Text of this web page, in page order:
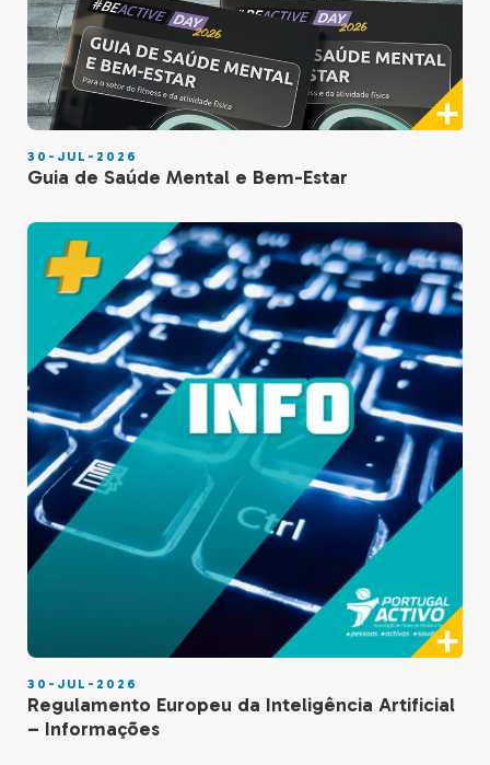
30-JUL-2026
Guia de Saúde Mental e Bem-Estar
30-JUL-2026
Regulamento Europeu da Inteligência Artificial
– Informações